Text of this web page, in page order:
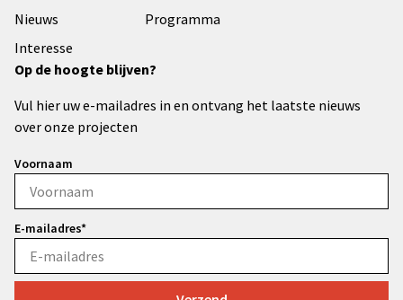
Nieuws
Interesse
Programma
Op de hoogte blijven?
Vul hier uw e-mailadres in en ontvang het laatste nieuws
over onze projecten
Voornaam
E-mailadres*